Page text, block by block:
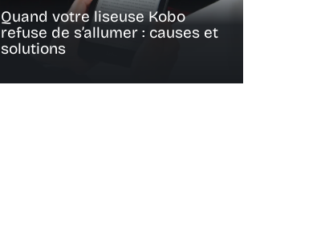
Quand votre liseuse Kobo
refuse de s’allumer : causes et
solutions